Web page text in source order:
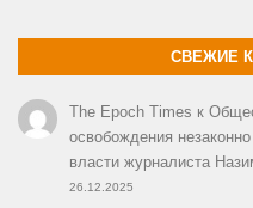
СВЕЖИЕ
The Epoch Times к
освобождения
власти журналиста
26.12.2025